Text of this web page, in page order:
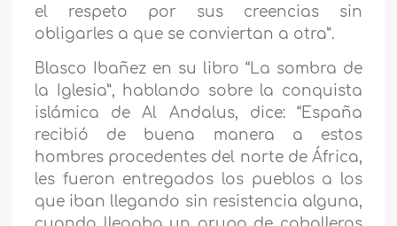
el respeto por sus creencias sin
obligarles a que se conviertan a otra”.
Blasco Ibañez en su libro “La sombra de
la Iglesia”, hablando sobre la conquista
islámica de Al Andalus, dice: “España
recibió de buena manera a estos
hombres procedentes del norte de África,
les fueron entregados los pueblos a los
que iban llegando sin resistencia alguna,